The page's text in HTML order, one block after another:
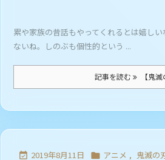
累や家族の昔話もやってくれるとは嬉し
ないね。しのぶも個性的という ...
記事を読む 【鬼滅
 2019年8月11日  アニメ , 鬼滅の